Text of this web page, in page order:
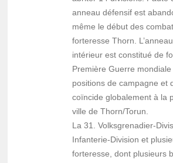
anneau défensif est
même le début des
forteresse Thorn.
intérieur est constitué de
Première Guerre
positions de campagne et
coïncide globalement à la
ville de Thorn/Torun.
La 31. Volksgrenadier-
Infanterie-Division et
forteresse, dont plusieurs